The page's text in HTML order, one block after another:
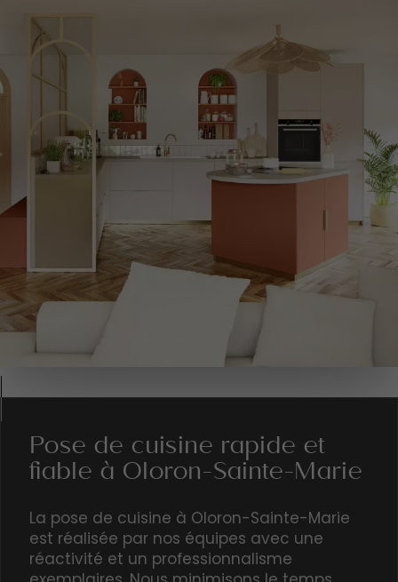
Pose de cuisine rapide et
fiable à Oloron-Sainte-Marie
La pose de cuisine à Oloron-Sainte-Marie
est réalisée par nos équipes avec une
réactivité et un professionnalisme